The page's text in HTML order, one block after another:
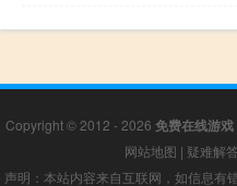
Copyright © 2012 - 2026 免费在线游戏
网站地图 | 疑难解答
声明：本站内容来自互联网，如信息有